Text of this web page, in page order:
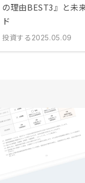
の理由BEST3』と未
ド
投資する 2025.05.09